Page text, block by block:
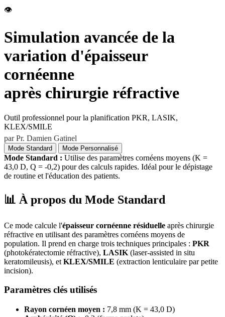
👁️
Simulation avancée de la
variation d'épaisseur
cornéenne
après chirurgie réfractive
Outil professionnel pour la planification PKR, LASIK,
KLEX/SMILE
par Pr. Damien Gatinel
Mode Standard Mode Personnalisé
Mode Standard : Utilise des paramètres cornéens moyens (K =
43,0 D, Q = -0,2) pour des calculs rapides. Idéal pour le dépistage
de routine et l'éducation des patients.
📊 À propos du Mode Standard
Ce mode calcule l'épaisseur cornéenne résiduelle après chirurgie
réfractive en utilisant des paramètres cornéens moyens de
population. Il prend en charge trois techniques principales : PKR
(photokératectomie réfractive), LASIK (laser-assisted in situ
keratomileusis), et KLEX/SMILE (extraction lenticulaire par petite
incision).
Paramètres clés utilisés
Rayon cornéen moyen : 7,8 mm (K = 43,0 D)